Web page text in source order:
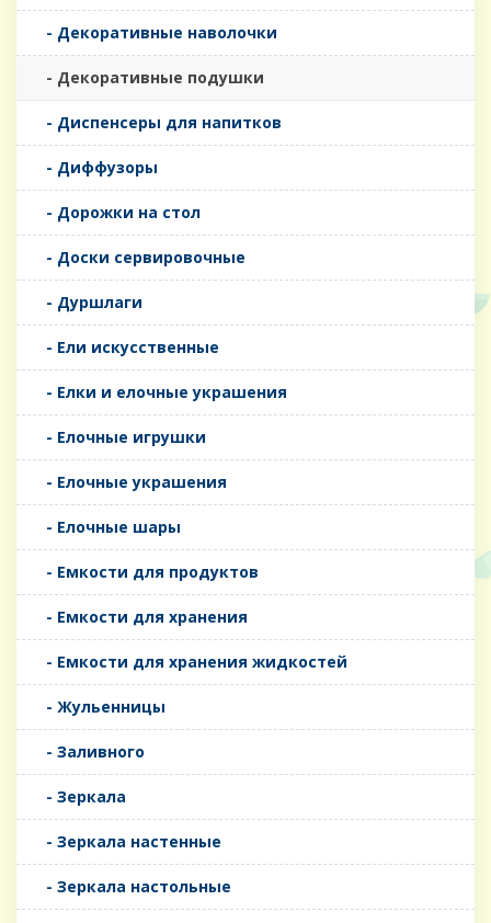
- Декоративные наволочки
- Декоративные подушки
- Диспенсеры для напитков
- Диффузоры
- Дорожки на стол
- Доски сервировочные
- Дуршлаги
- Ели искусственные
- Елки и елочные украшения
- Елочные игрушки
- Елочные украшения
- Елочные шары
- Емкости для продуктов
- Емкости для хранения
- Емкости для хранения жидкостей
- Жульенницы
- Заливного
- Зеркала
- Зеркала настенные
- Зеркала настольные